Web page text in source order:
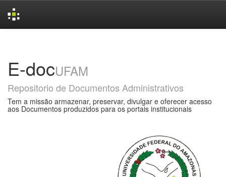
E-docUFAM
Repositorio de Documentos Administrativos
Tem a missão armazenar, preservar, divulgar e oferecer acesso
aos Documentos produzidos para os portais institucionais